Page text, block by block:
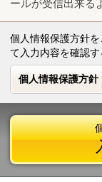
ールが受信出来る
個人情報保護方針
て入力内容を確認す
個人情報保護方針
個人情報保護方針